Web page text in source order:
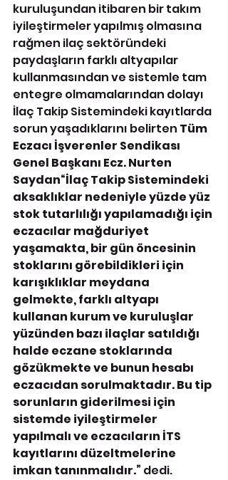
kuruluşundan itibaren bir takım
iyileştirmeler yapılmış olmasına
rağmen ilaç sektöründeki
paydaşların farklı altyapılar
kullanmasından ve sistemle tam
entegre olmamalarından dolayı
İlaç Takip Sistemindeki kayıtlarda
sorun yaşadıklarını belirten Tüm
Eczacı İşverenler Sendikası
Genel Başkanı Ecz. Nurten
Saydan“İlaç Takip Sistemindeki
aksaklıklar nedeniyle yüzde yüz
stok tutarlılığı yapılamadığı için
eczacılar mağduriyet
yaşamakta, bir gün öncesinin
stoklarını görebildikleri için
karışıklıklar meydana
gelmekte, farklı altyapı
kullanan kurum ve kuruluşlar
yüzünden bazı ilaçlar satıldığı
halde eczane stoklarında
gözükmekte ve bunun hesabı
eczacıdan sorulmaktadır. Bu tip
sorunların giderilmesi için
sistemde iyileştirmeler
yapılmalı ve eczacıların İTS
kayıtlarını düzeltmelerine
imkan tanınmalıdır.” dedi.